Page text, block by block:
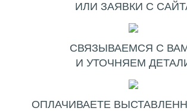
ИЛИ ЗАЯВКИ С
СВЯЗЫВАЕМСЯ С
И УТОЧНЯЕМ
ОПЛАЧИВАЕТЕ